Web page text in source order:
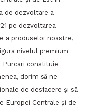
de dezvoltare a
pe dezvoltarea
a produselor noastre,
nivelul premium
constituie
dorim să ne
de desfacere și să
Europei Centrale şi de